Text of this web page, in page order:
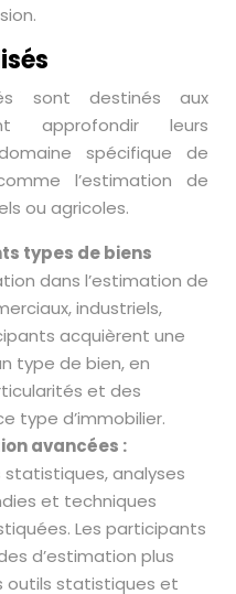
sont destinés aux
approfondir leurs
spécifique de
l’estimation de
ou agricoles.
types de biens
dans l’estimation de
industriels,
acquièrent une
type de bien, en
et des
type d’immobilier.
avancées :
analyses
et techniques
Les participants
d’estimation plus
outils statistiques et